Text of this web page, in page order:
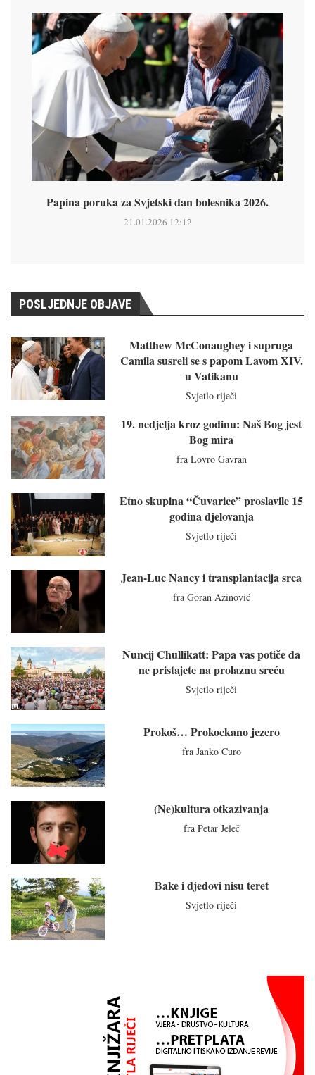
Papina poruka za Svjetski dan bolesnika 2026.
21.01.2026 12:12
POSLJEDNJE OBJAVE
Matthew McConaughey i supruga
Camila susreli se s papom Lavom XIV.
u Vatikanu
Svjetlo riječi
19. nedjelja kroz godinu: Naš Bog jest
Bog mira
fra Lovro Gavran
Etno skupina “Čuvarice” proslavile 15
godina djelovanja
Svjetlo riječi
Jean-Luc Nancy i transplantacija srca
fra Goran Azinović
Nuncij Chullikatt: Papa vas potiče da
ne pristajete na prolaznu sreću
Svjetlo riječi
Prokoš… Prokockano jezero
fra Janko Ćuro
(Ne)kultura otkazivanja
fra Petar Jeleč
Bake i djedovi nisu teret
Svjetlo riječi